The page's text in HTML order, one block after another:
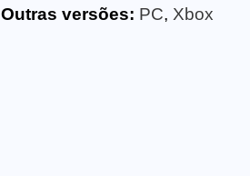
Outras versões: PC, Xbox